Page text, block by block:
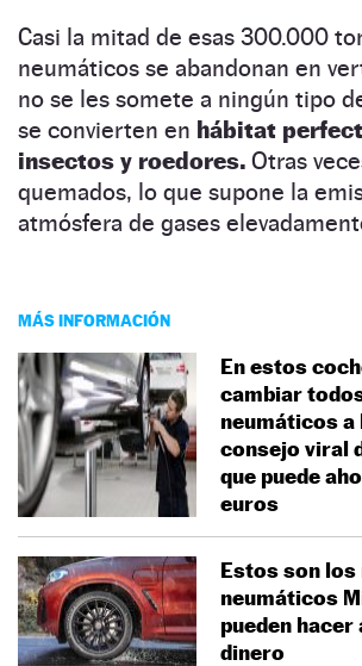
Casi la mitad de esas 300.000
neumáticos se abandonan en
no se les somete a ningún tipo
se convierten en hábitat
insectos y roedores. Otras
quemados, lo que supone la
atmósfera de gases
MÁS INFORMACIÓN
En estos
cambiar
neumáticos a
consejo viral
que puede
euros
Estos son los
neumáticos
pueden
dinero